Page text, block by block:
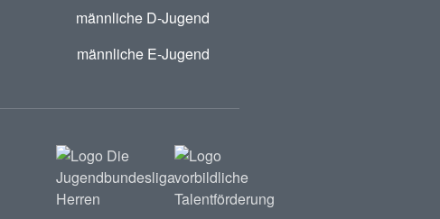
männliche D-Jugend
männliche E-Jugend